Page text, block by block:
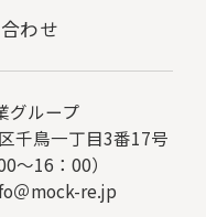
わせ
グループ
千鳥一丁目3番17号
～16：00）
＠mock-re.jp